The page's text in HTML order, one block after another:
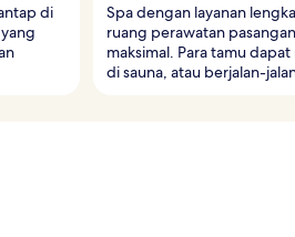
di
Spa dengan layanan
ruang perawatan
maksimal. Para tamu
di sauna, atau berjalan-